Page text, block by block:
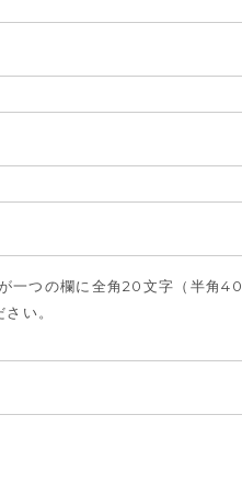
一つの欄に全角20文字（半角40
い。